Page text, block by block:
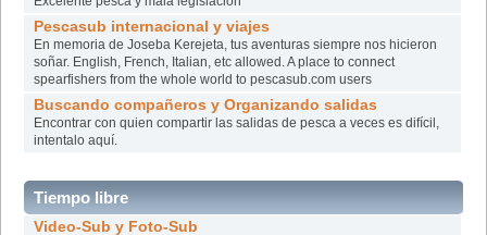
Pescasub internacional y viajes
En memoria de Joseba Kerejeta, tus aventuras siempre nos hicieron
soñar. English, French, Italian, etc allowed. A place to connect
spearfishers from the whole world to pescasub.com users
Buscando compañeros y Organizando salidas
Encontrar con quien compartir las salidas de pesca a veces es difícil,
intentalo aquí­.
Tiempo libre
Video-Sub y Foto-Sub